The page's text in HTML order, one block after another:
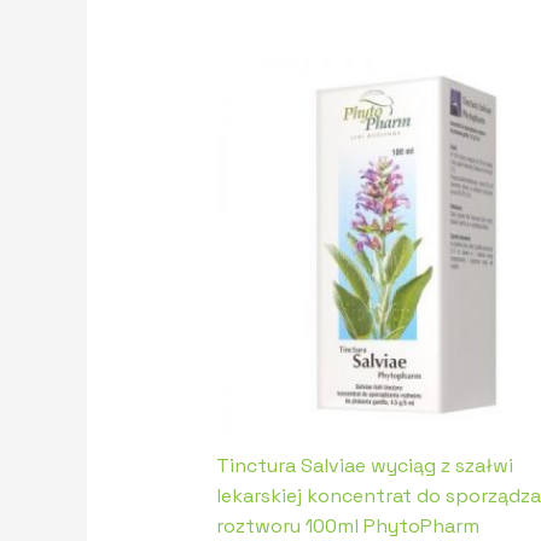
Tinctura Salviae wyciąg z szałwi
lekarskiej koncentrat do
roztworu 100ml PhytoPharm